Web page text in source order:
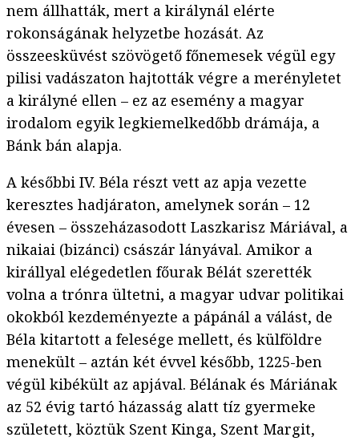
nem állhatták, mert a királynál elérte
rokonságának helyzetbe hozását. Az
összeesküvést szövögető főnemesek végül egy
pilisi vadászaton hajtották végre a merényletet
a királyné ellen – ez az esemény a magyar
irodalom egyik legkiemelkedőbb drámája, a
Bánk bán alapja.
A későbbi IV. Béla részt vett az apja vezette
keresztes hadjáraton, amelynek során – 12
évesen – összeházasodott Laszkarisz Máriával, a
nikaiai (bizánci) császár lányával. Amikor a
királlyal elégedetlen főurak Bélát szerették
volna a trónra ültetni, a magyar udvar politikai
okokból kezdeményezte a pápánál a válást, de
Béla kitartott a felesége mellett, és külföldre
menekült – aztán két évvel később, 1225-ben
végül kibékült az apjával. Bélának és Máriának
az 52 évig tartó házasság alatt tíz gyermeke
született, köztük Szent Kinga, Szent Margit,